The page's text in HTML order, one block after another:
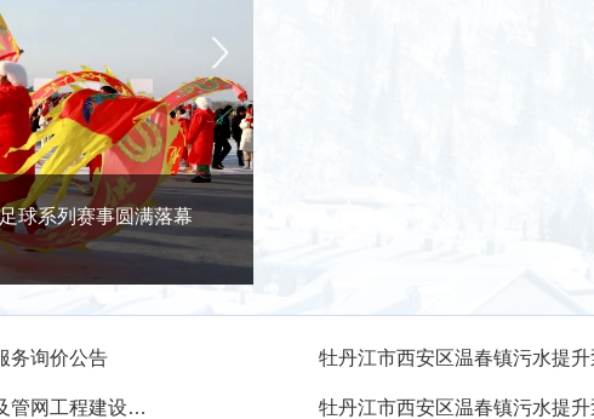
球系列赛事圆满落幕
务询价公告
牡丹江市西安区温春镇污水提升泵站及管网工程建设项目设计及测量服务询价公告